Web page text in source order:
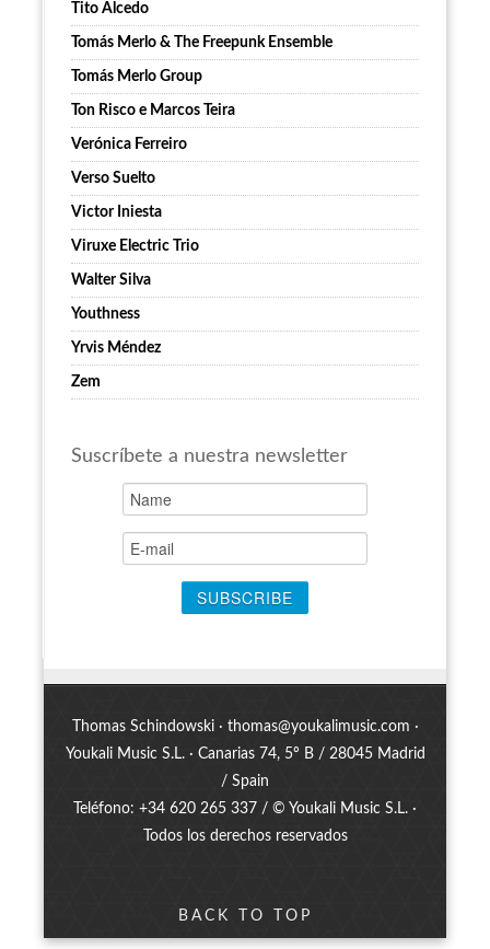
Tito Alcedo
Tomás Merlo & The Freepunk Ensemble
Tomás Merlo Group
Ton Risco e Marcos Teira
Verónica Ferreiro
Verso Suelto
Victor Iniesta
Viruxe Electric Trio
Walter Silva
Youthness
Yrvis Méndez
Zem
Suscríbete a nuestra newsletter
Thomas Schindowski · thomas@youkalimusic.com ·
Youkali Music S.L. · Canarias 74, 5º B / 28045 Madrid
/ Spain
Teléfono: +34 620 265 337 / © Youkali Music S.L. ·
Todos los derechos reservados
BACK TO TOP